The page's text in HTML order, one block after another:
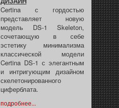
Certina с гордостью
представляет новую
модель DS-1 Skeleton,
сочетающую в себе
эстетику минимализма
классической модели
Certina DS-1 с элегантным
и интригующим дизайном
скелетонированного
циферблата.
подробнее...